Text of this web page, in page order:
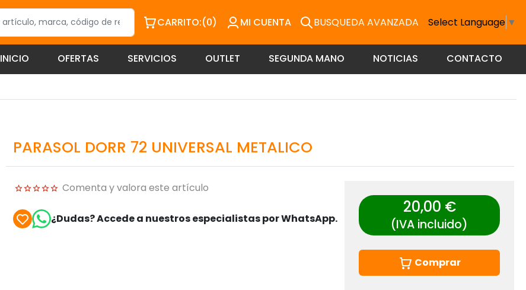
CARRITO:(0) MI CUENTA BUSQUEDA AVANZADA Select Language ▼
INICIO OFERTAS SERVICIOS OUTLET SEGUNDA MANO NOTICIAS CONTACTO
PARASOL DORR 72 UNIVERSAL METALICO
Comenta y valora este artículo
¿Dudas? Accede a nuestros especialistas por WhatsApp.
20,00 €
(IVA incluido)
Comprar